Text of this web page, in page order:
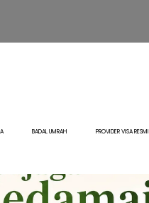
BADAL UMRAH PROVIDER VISA RESMI